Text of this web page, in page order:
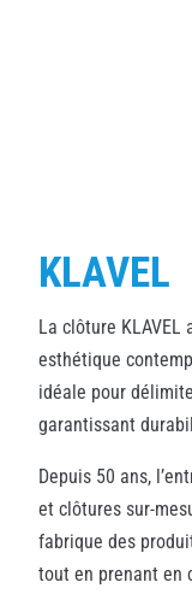
KLAVEL
La clôture
esthétique
idéale pour
garantissant
Depuis 50 ans,
et clôtures sur-
fabrique des
tout en prenant en